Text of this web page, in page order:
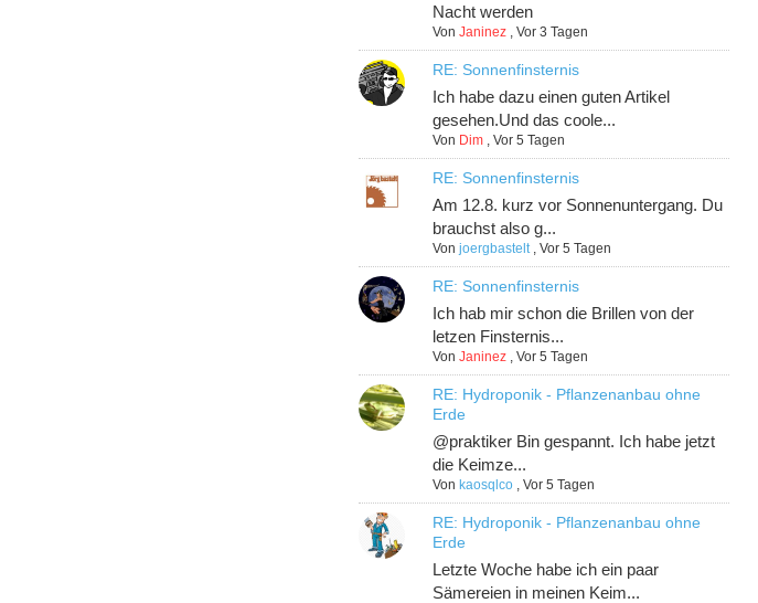
Nacht werden
VonJaninez ,Vor 3 Tagen
RE: Sonnenfinsternis
Ich habe dazu einen guten Artikel
gesehen.Und das coole...
Von Dim ,Vor 5 Tagen
RE: Sonnenfinsternis
Am 12.8. kurz vor Sonnenuntergang. Du
brauchst also g...
Vonjoergbastelt ,Vor 5 Tagen
RE: Sonnenfinsternis
Ich hab mir schon die Brillen von der
letzen Finsternis...
VonJaninez ,Vor 5 Tagen
RE: Hydroponik - Pflanzenanbau ohne
Erde
@praktiker Bin gespannt. Ich habe jetzt
die Keimze...
Vonkaosqlco ,Vor 5 Tagen
RE: Hydroponik - Pflanzenanbau ohne
Erde
Letzte Woche habe ich ein paar
Sämereien in meinen Keim...